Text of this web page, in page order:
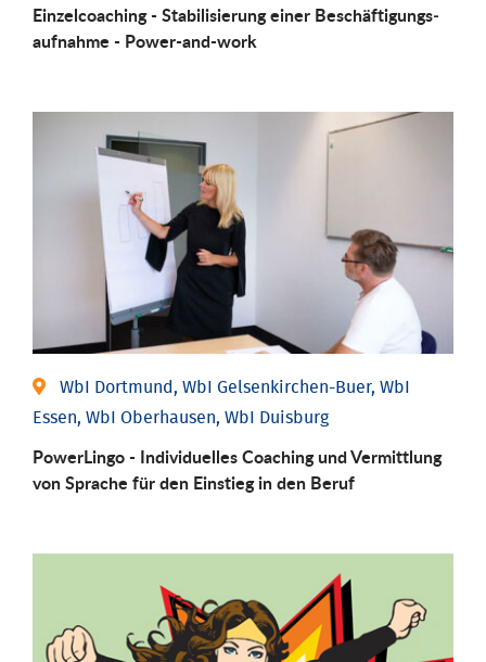
Einzel­coaching - Stabili­sierung einer Be­schäftigungs­
aufnahme - Power-and-work
WbI Dortmund, WbI Gelsenkirchen-Buer, WbI
Essen, WbI Oberhausen, WbI Duisburg
PowerLingo - Individuelles Coaching und Vermittlung
von Sprache für den Einstieg in den Beruf